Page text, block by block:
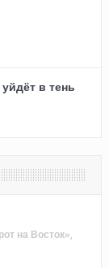
в тень
на Восток»,